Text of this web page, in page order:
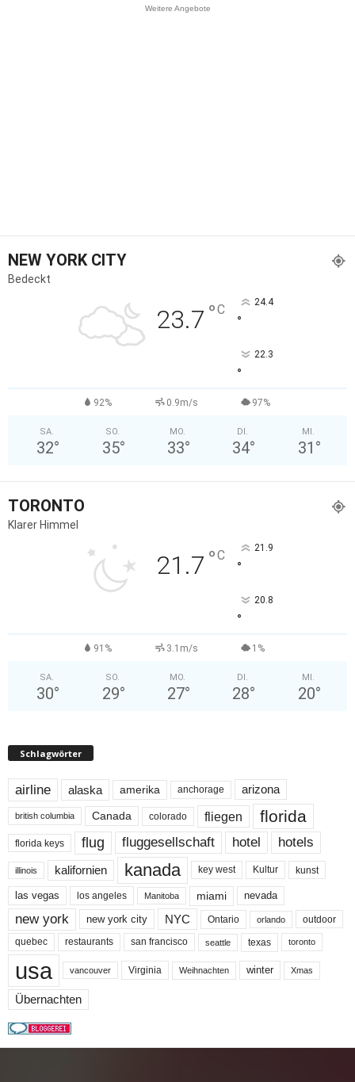
Weitere Angebote
NEW YORK CITY
Bedeckt
23.7 °C 24.4
°
22.3
°
92% 0.9m/s 97%
SA.
32°
SO.
35°
MO.
33°
DI.
34°
MI.
31 °
TORONTO
Klarer Himmel
21.7 °C 21.9
°
20.8
°
91% 3.1m/s 1%
SA.
30°
SO.
29°
MO.
27°
DI.
28°
MI.
20°
Schlagwörter
airline alaska amerika anchorage arizona
british columbia Canada colorado fliegen florida
florida keys flug fluggesellschaft hotel hotels
illinois kalifornien kanada key west Kultur kunst
las vegas los angeles Manitoba miami nevada
new york new york city NYC Ontario orlando outdoor
quebec restaurants san francisco seattle texas toronto
usa vancouver Virginia Weihnachten winter Xmas
Übernachten